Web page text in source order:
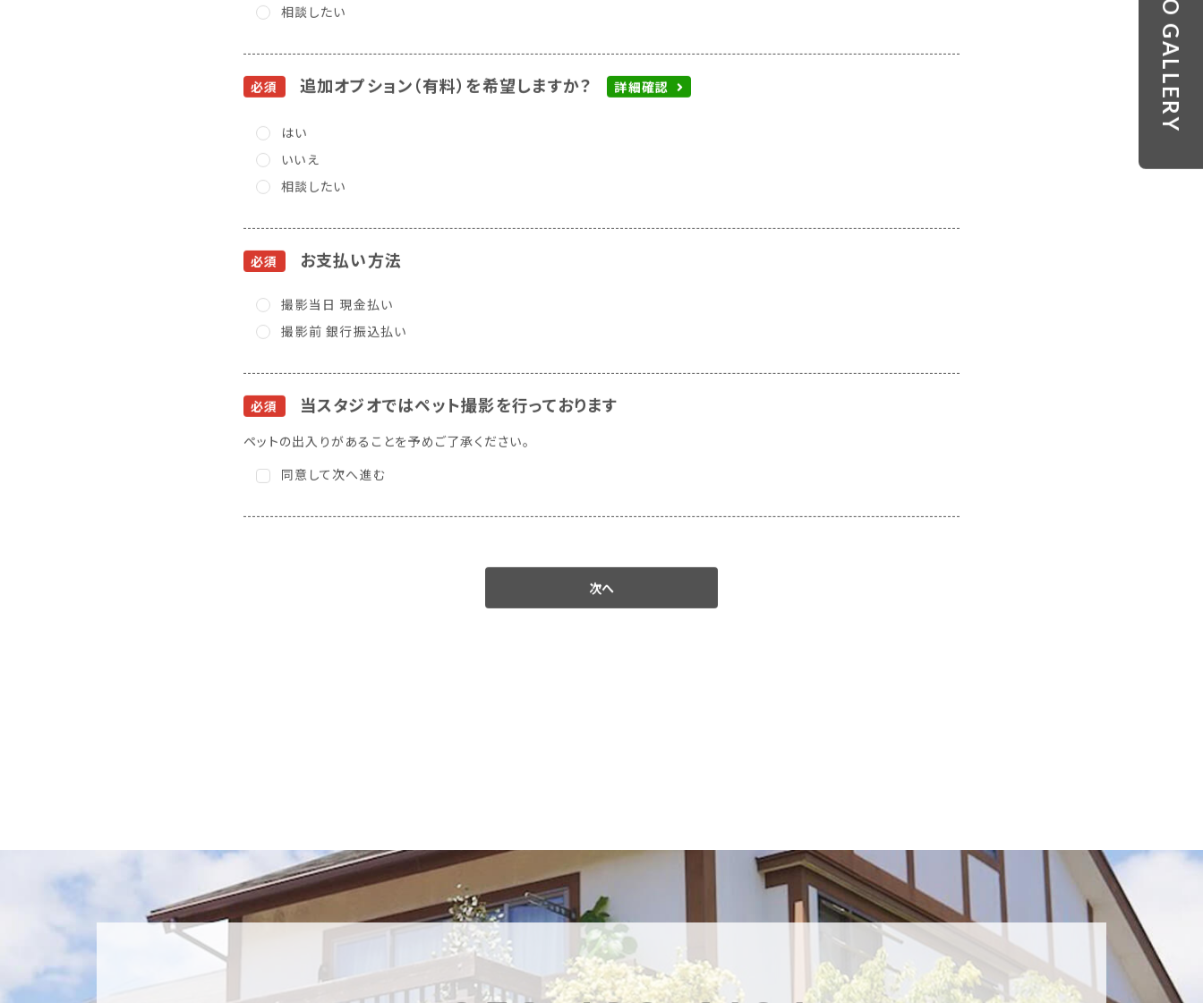
相談したい
必須 追加オプション（有料）を希望しますか？ 詳細確認
はい
いいえ
相談したい
必須 お支払い方法
撮影当日 現金払い
撮影前 銀行振込払い
必須 当スタジオではペット撮影を行っております
ペットの出入りがあることを予めご了承ください。
同意して次へ進む